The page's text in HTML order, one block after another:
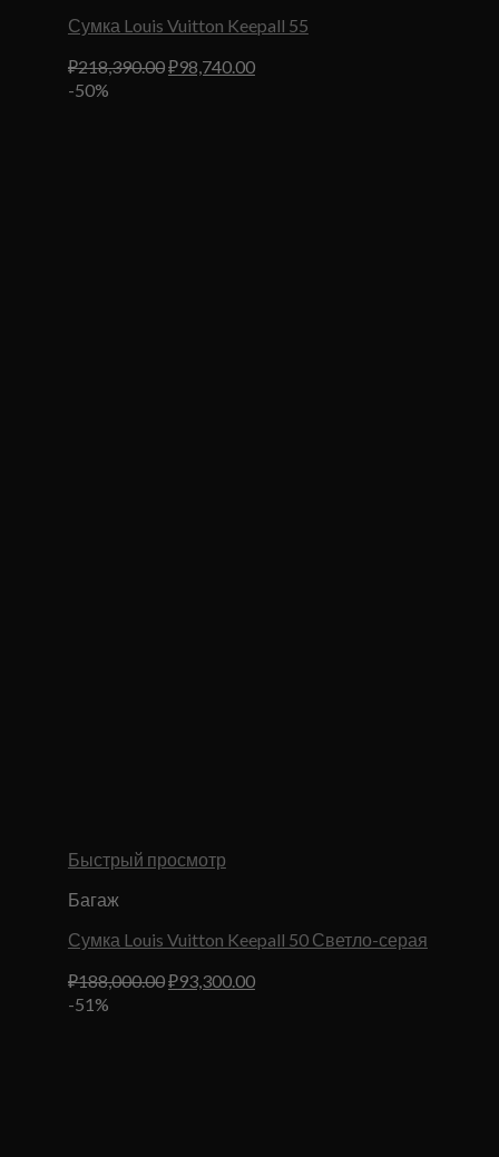
Сумка Louis Vuitton Keepall 55
₽218,390.00Первоначальная
₽98,740.00Текущая
-50%
Быстрый просмотр
Багаж
Сумка Louis Vuitton Keepall 50 Светло-серая
₽188,000.00Первоначальная
₽93,300.00Текущая
-51%